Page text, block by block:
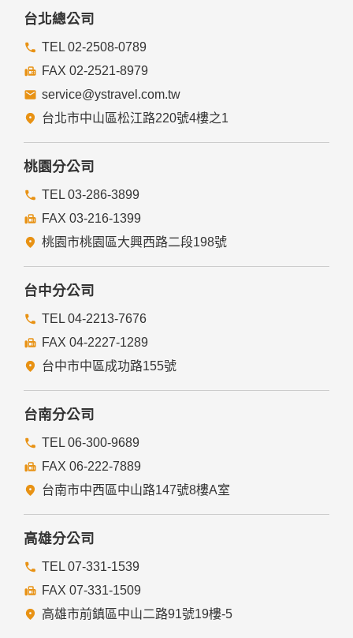
台北總公司
TEL 02-2508-0789
FAX 02-2521-8979
service@ystravel.com.tw
台北市中山區松江路220號4樓之1
桃園分公司
TEL 03-286-3899
FAX 03-216-1399
桃園市桃園區大興西路二段198號
台中分公司
TEL 04-2213-7676
FAX 04-2227-1289
台中市中區成功路155號
台南分公司
TEL 06-300-9689
FAX 06-222-7889
台南市中西區中山路147號8樓A室
高雄分公司
TEL 07-331-1539
FAX 07-331-1509
高雄市前鎮區中山二路91號19樓-5